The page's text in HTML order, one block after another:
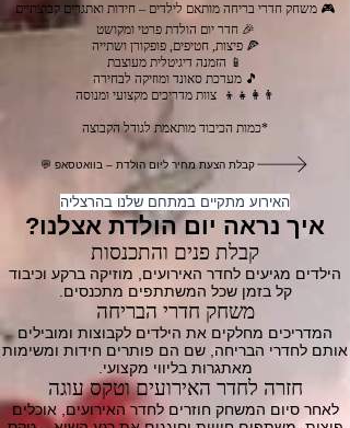
🎮 משחק חדרי בריחה מותאם לילדים – חידות ואתגרים קבוצתיים
🎉 חדר יום הולדת פרטי ומקושט
🍕 פיצות, חטיפים, פופקורן ושתייה
📱 הזמנה דיגיטלית מעוצבת
🎵 מערכת סאונד ומוזיקה לבחירה
👨‍👩‍👧‍👦 צוות מדריכים מקצועי ומנוסה
*כמות הכיבוד מותאמת לגודל הקבוצה
💬 קבלת הצעת מחיר ליום הולדת – בוואטסאפ
האירוע מתקיים במתחם שלנו בהרצליה
איך נראה יום הולדת אצלנו?
קבלת פנים והתכנסות
הילדים מגיעים לחדר האירועים, מוזיקה ברקע וכיבוד
קל בזמן שכל המשתתפים מתכנסים.
משחק חדרי הבריחה
המדריכים מחלקים את הילדים לקבוצות ומובילים
אותם לחדרי הבריחה, שם הם פותרים חידות ומשימות
מאתגרות בליווי מקצועי.
חזרה לחדר האירועים וטקס עוגה
לאחר סיום המשחק חוזרים לחדר האירועים, אוכלים